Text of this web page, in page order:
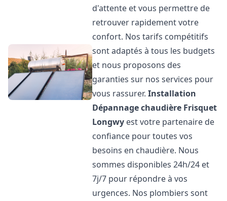
d'attente et vous permettre de
retrouver rapidement votre
confort. Nos tarifs compétitifs
sont adaptés à tous les budgets
et nous proposons des
garanties sur nos services pour
vous rassurer.Installation
Dépannage chaudière Frisquet
Longwy est votre partenaire de
confiance pour toutes vos
besoins en chaudière. Nous
sommes disponibles 24h/24 et
7j/7 pour répondre à vos
urgences. Nos plombiers sont